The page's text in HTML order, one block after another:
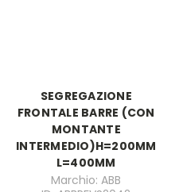
SEGREGAZIONE
FRONTALE BARRE (CON
MONTANTE
INTERMEDIO)H=200MM
L=400MM
Marchio: ABB